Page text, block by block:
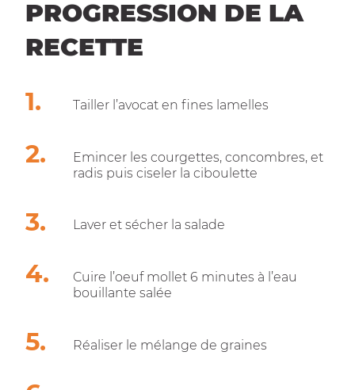
PROGRESSION DE LA
RECETTE
Tailler l’avocat en fines lamelles
Emincer les courgettes, concombres, et
radis puis ciseler la ciboulette
Laver et sécher la salade
Cuire l’oeuf mollet 6 minutes à l’eau
bouillante salée
Réaliser le mélange de graines